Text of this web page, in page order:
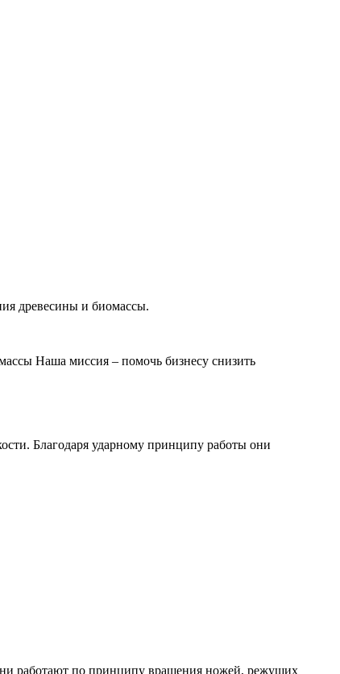
древесины и биомассы.
Наша миссия – помочь бизнесу снизить
Благодаря ударному принципу работы они
работают по принципу вращения ножей, режущих